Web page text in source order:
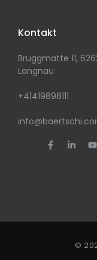
Kontakt
Bruggmatte 11,
Langnau
+41419898111
©